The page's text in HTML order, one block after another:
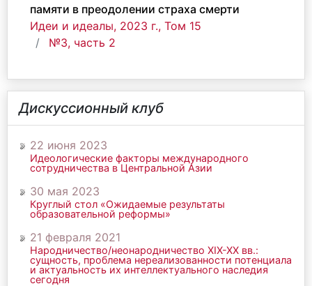
памяти в преодолении страха смерти
Идеи и идеалы, 2023 г., Том 15
№3, часть 2
Дискуссионный клуб
22 июня 2023
Идеологические факторы международного
сотрудничества в Центральной Азии
30 мая 2023
Круглый стол «Ожидаемые результаты
образовательной реформы»
21 февраля 2021
Народничество/неонародничество ХIХ-ХХ вв.:
сущность, проблема нереализованности потенциала
и актуальность их интеллектуального наследия
сегодня